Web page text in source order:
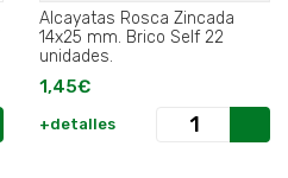
Alcayatas Rosca Zincada
14x25 mm. Brico Self 22
unidades.
1,45€
+detalles